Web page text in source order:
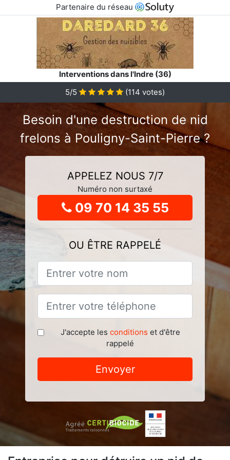
Partenaire du réseau
Interventions dans l'Indre (36)
5/5 (114 votes)
Besoin d'une destruction de nid
frelons à Pouligny-Saint-Pierre ?
APPELEZ NOUS 7/7
Numéro non surtaxé
09 70 14 35 55
OU ÊTRE RAPPELÉ
J'accepte les conditions et d'être
rappelé
Envoyer